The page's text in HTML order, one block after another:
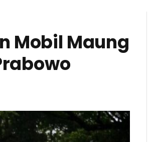
Mobil Maung